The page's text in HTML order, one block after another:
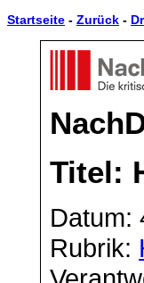
Startseite - Zurück -
Titel:
Datum:
Rubrik: